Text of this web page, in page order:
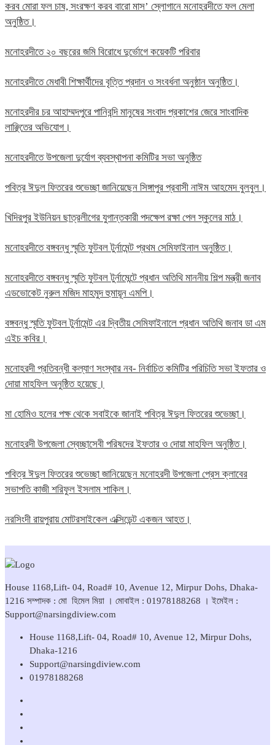
করব মোরা ফল চাষ, সংরক্ষণ করব বারো মাস’ স্লোগানে মনোহরদীতে ফল মেলা
অনুষ্ঠিত।
মনোহরদীতে ২০ বছরের জমি বিরোধে দুর্ভোগে কয়েকটি পরিবার
মনোহরদীতে মেধাবী শিক্ষার্থীদের বৃত্তি প্রদান ও সংবর্ধনা অনুষ্ঠান অনুষ্ঠিত।
মনোহরদীর চর আহাম্মদপুরে পানিবন্দি মানুষের সংবাদ প্রকাশের জেরে সাংবাদিক
লাঞ্ছিতের অভিযোগ।
মনোহরদীতে উপজেলা দুর্যোগ ব্যবস্থাপনা কমিটির সভা অনুষ্ঠিত
পবিত্র ঈদুল ফিতরের শুভেচ্ছা জানিয়েছেন সিঙ্গাপুর প্রবাসী নাঈম আহমেদ বুলবুল।
খিদিরপুর ইউনিয়ন ছাত্রলীগের যুগান্তকারী পদক্ষেপ রক্ষা পেল স্কুলের মাঠ।
মনোহরদীতে বঙ্গবন্ধু স্মৃতি ফুটবল টুর্নামেন্ট প্রথম সেমিফাইনাল অনুষ্ঠিত।
মনোহরদীতে বঙ্গবন্ধু স্মৃতি ফুটবল টুর্নামেন্টে প্রধান অতিথি মাননীয় শিল্প মন্ত্রী জনাব
এডভোকেট নুরুল মজিদ মাহমুদ হুমায়ূন এমপি।
বঙ্গবন্ধু স্মৃতি ফুটবল টুর্নামেন্ট এর দ্বিতীয় সেমিফাইনালে প্রধান অতিথি জনাব ডা এম
এইচ কবির।
মনোহরদী প্রতিবন্ধী কল্যাণ সংস্থার নব- নির্বাচিত কমিটির পরিচিতি সভা ইফতার ও
দোয়া মাহফিল অনুষ্ঠিত হয়েছে।
মা হোমিও হলের পক্ষ থেকে সবাইকে জানাই পবিত্র ঈদুল ফিতরের শুভেচ্ছা।
মনোহরদী উপজেলা স্বেচ্ছাসেবী পরিষদের ইফতার ও দোয়া মাহফিল অনুষ্ঠিত।
পবিত্র ঈদুল ফিতরের শুভেচ্ছা জানিয়েছেন মনোহরদী উপজেলা প্রেস ক্লাবের
সভাপতি কাজী শরিফুল ইসলাম শাকিল।
নরসিংদী রায়পুরায় মোটরসাইকেল এক্সিডেন্ট একজন আহত।
House 1168,Lift- 04, Road# 10, Avenue 12, Mirpur Dohs, Dhaka-
1216 সম্পাদক : মো হিমেল মিয়া । মোবাইল : 01978188268 । ইমেইল :
Support@narsingdiview.com
House 1168,Lift- 04, Road# 10, Avenue 12, Mirpur Dohs,
Dhaka-1216
Support@narsingdiview.com
01978188268